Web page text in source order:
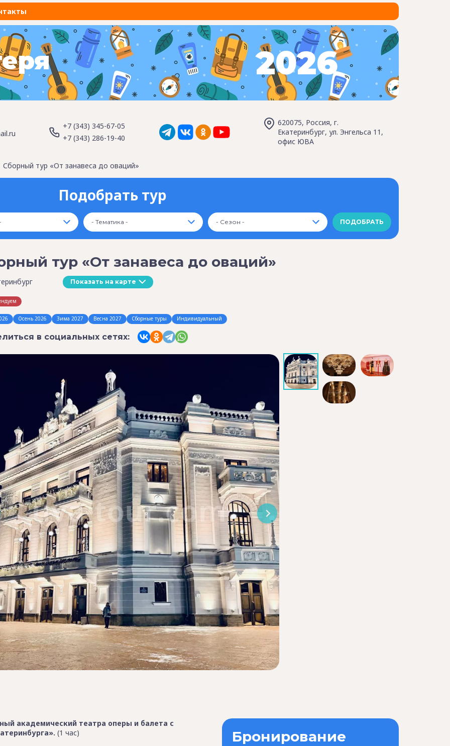
2026
+7 (343) 345-67-05
+7 (343) 286-19-40
620075, Россия, г.
Екатеринбург, ул. Энгельса 11,
офис ЮВА
Сборный тур «От занавеса до оваций»
Подобрать тур
- Тематика - - Сезон -
тур «От занавеса до оваций»
Показать на карте
Осень 2026 Зима 2027 Весна 2027 Сборные туры Индивидуальный
в социальных сетях:
академический театра оперы и балета с
(1 час) Бронирование